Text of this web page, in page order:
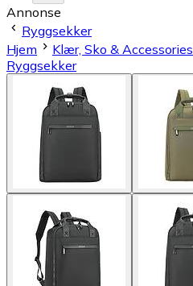
Annonse
Ryggsekker
Hjem
Klær, Sko & Accessories
Ryggsekker